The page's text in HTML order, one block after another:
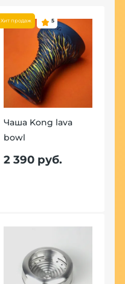
Хит продаж 5
Чаша Kong lava
bowl
2 390 руб.